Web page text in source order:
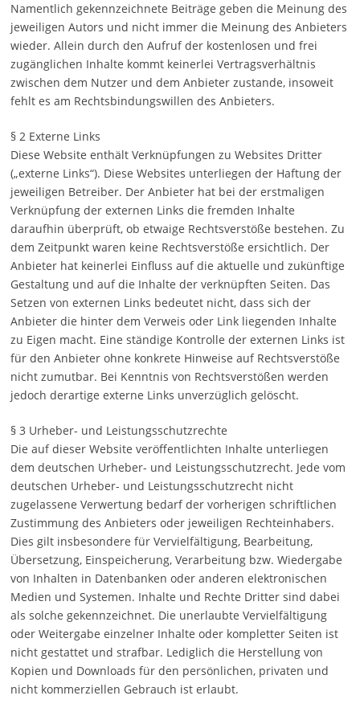
Namentlich gekennzeichnete Beiträge geben die Meinung des
jeweiligen Autors und nicht immer die Meinung des Anbieters
wieder. Allein durch den Aufruf der kostenlosen und frei
zugänglichen Inhalte kommt keinerlei Vertragsverhältnis
zwischen dem Nutzer und dem Anbieter zustande, insoweit
fehlt es am Rechtsbindungswillen des Anbieters.
§ 2 Externe Links
Diese Website enthält Verknüpfungen zu Websites Dritter
(„externe Links“). Diese Websites unterliegen der Haftung der
jeweiligen Betreiber. Der Anbieter hat bei der erstmaligen
Verknüpfung der externen Links die fremden Inhalte
daraufhin überprüft, ob etwaige Rechtsverstöße bestehen. Zu
dem Zeitpunkt waren keine Rechtsverstöße ersichtlich. Der
Anbieter hat keinerlei Einfluss auf die aktuelle und zukünftige
Gestaltung und auf die Inhalte der verknüpften Seiten. Das
Setzen von externen Links bedeutet nicht, dass sich der
Anbieter die hinter dem Verweis oder Link liegenden Inhalte
zu Eigen macht. Eine ständige Kontrolle der externen Links ist
für den Anbieter ohne konkrete Hinweise auf Rechtsverstöße
nicht zumutbar. Bei Kenntnis von Rechtsverstößen werden
jedoch derartige externe Links unverzüglich gelöscht.
§ 3 Urheber- und Leistungsschutzrechte
Die auf dieser Website veröffentlichten Inhalte unterliegen
dem deutschen Urheber- und Leistungsschutzrecht. Jede vom
deutschen Urheber- und Leistungsschutzrecht nicht
zugelassene Verwertung bedarf der vorherigen schriftlichen
Zustimmung des Anbieters oder jeweiligen Rechteinhabers.
Dies gilt insbesondere für Vervielfältigung, Bearbeitung,
Übersetzung, Einspeicherung, Verarbeitung bzw. Wiedergabe
von Inhalten in Datenbanken oder anderen elektronischen
Medien und Systemen. Inhalte und Rechte Dritter sind dabei
als solche gekennzeichnet. Die unerlaubte Vervielfältigung
oder Weitergabe einzelner Inhalte oder kompletter Seiten ist
nicht gestattet und strafbar. Lediglich die Herstellung von
Kopien und Downloads für den persönlichen, privaten und
nicht kommerziellen Gebrauch ist erlaubt.